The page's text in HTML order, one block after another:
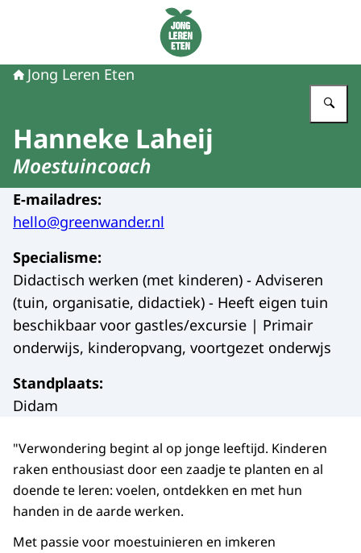
Naar de homepage van Jong Leren Eten
Jong Leren Eten
Hanneke Laheij
Moestuincoach
E-mailadres:
hello@greenwander.nl
Specialisme:
Didactisch werken (met kinderen) - Adviseren
(tuin, organisatie, didactiek) - Heeft eigen tuin
beschikbaar voor gastles/excursie | Primair
onderwijs, kinderopvang, voortgezet onderwjs
Standplaats:
Didam
"Verwondering begint al op jonge leeftijd. Kinderen
raken enthousiast door een zaadje te planten en al
doende te leren: voelen, ontdekken en met hun
handen in de aarde werken.
Met passie voor moestuinieren en imkeren